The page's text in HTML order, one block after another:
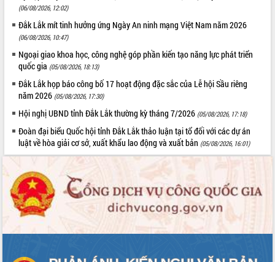
(06/08/2026, 12:02)
Đắk Lắk mít tinh hưởng ứng Ngày An ninh mạng Việt Nam năm 2026
(06/08/2026, 10:47)
Ngoại giao khoa học, công nghệ góp phần kiến tạo năng lực phát triển
quốc gia (05/08/2026, 18:13)
Đắk Lắk họp báo công bố 17 hoạt động đặc sắc của Lễ hội Sầu riêng
năm 2026 (05/08/2026, 17:30)
Hội nghị UBND tỉnh Đắk Lắk thường kỳ tháng 7/2026 (05/08/2026, 17:18)
Đoàn đại biểu Quốc hội tỉnh Đắk Lắk thảo luận tại tổ đối với các dự án
luật về hòa giải cơ sở, xuất khẩu lao động và xuất bản (05/08/2026, 16:01)